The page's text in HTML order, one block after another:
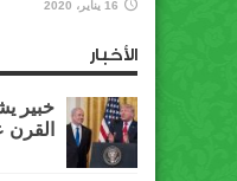
16 يناير، 2020
الأخبار
خبير